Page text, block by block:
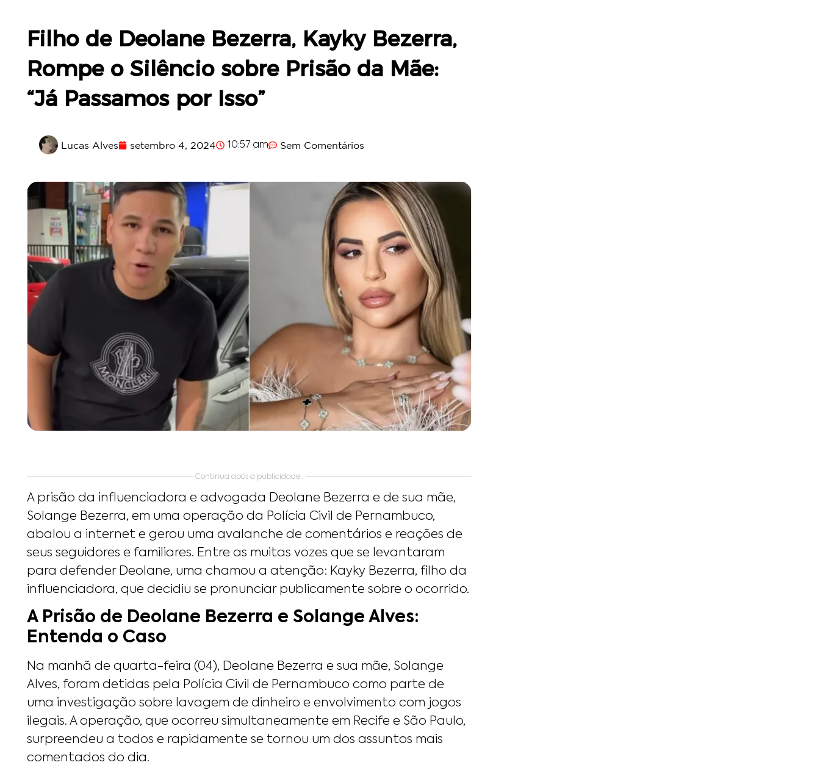
Filho de Deolane Bezerra, Kayky Bezerra,
Rompe o Silêncio sobre Prisão da Mãe:
“Já Passamos por Isso”
Lucas Alves setembro 4, 2024 10:57 am Sem Comentários
Continua após a publicidade..
A prisão da influenciadora e advogada Deolane Bezerra e de sua mãe,
Solange Bezerra, em uma operação da Polícia Civil de Pernambuco,
abalou a internet e gerou uma avalanche de comentários e reações de
seus seguidores e familiares. Entre as muitas vozes que se levantaram
para defender Deolane, uma chamou a atenção: Kayky Bezerra, filho da
influenciadora, que decidiu se pronunciar publicamente sobre o ocorrido.
A Prisão de Deolane Bezerra e Solange Alves:
Entenda o Caso
Na manhã de quarta-feira (04), Deolane Bezerra e sua mãe, Solange
Alves, foram detidas pela Polícia Civil de Pernambuco como parte de
uma investigação sobre lavagem de dinheiro e envolvimento com jogos
ilegais. A operação, que ocorreu simultaneamente em Recife e São Paulo,
surpreendeu a todos e rapidamente se tornou um dos assuntos mais
comentados do dia.